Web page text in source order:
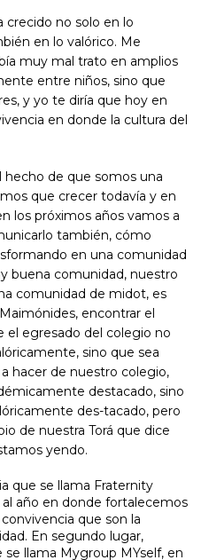
no solo en lo
en lo valórico. Me
muy mal trato en amplios
entre niños, sino que
y yo te diría que hoy en
en donde la cultura del
de que somos una
que crecer todavía y en
los próximos años vamos a
también, cómo
en una comunidad
buena comunidad, nuestro
comunidad de midot, es
encontrar el
el egresado del colegio no
sino que sea
hacer de nuestro colegio,
destacado, sino
des-tacado, pero
de nuestra Torá que dice
yendo.
que se llama Fraternity
año en donde fortalecemos
que son la
En segundo lugar,
llama Mygroup MYself, en